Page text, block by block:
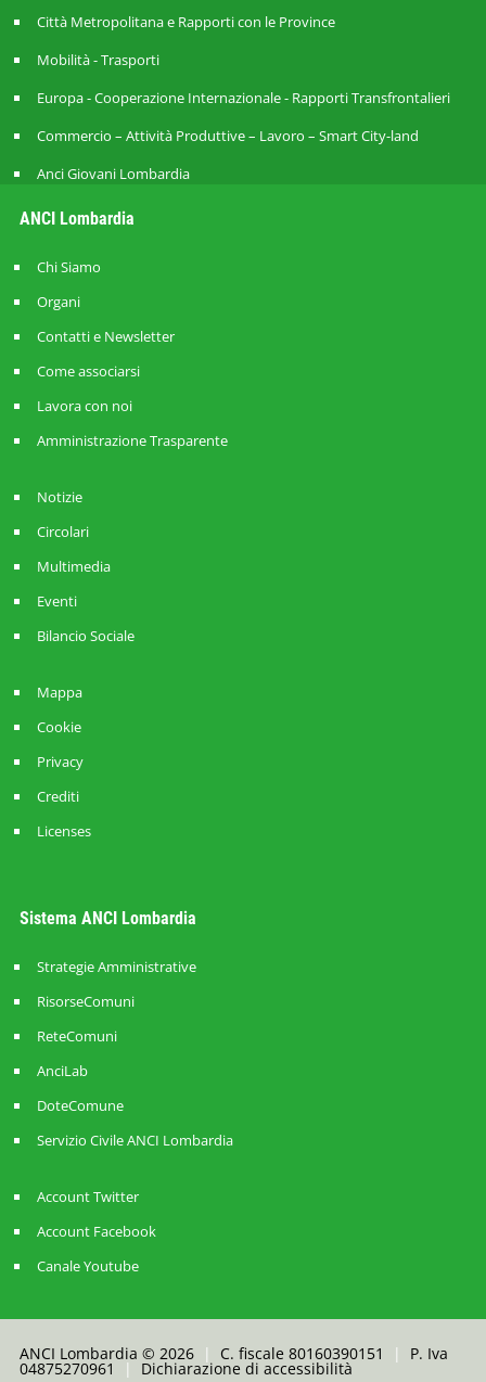
Città Metropolitana e Rapporti con le Province
Mobilità - Trasporti
Europa - Cooperazione Internazionale - Rapporti Transfrontalieri
Commercio – Attività Produttive – Lavoro – Smart City-land
Anci Giovani Lombardia
ANCI Lombardia
Chi Siamo
Organi
Contatti e Newsletter
Come associarsi
Lavora con noi
Amministrazione Trasparente
Notizie
Circolari
Multimedia
Eventi
Bilancio Sociale
Mappa
Cookie
Privacy
Crediti
Licenses
Sistema ANCI Lombardia
Strategie Amministrative
RisorseComuni
ReteComuni
AnciLab
DoteComune
Servizio Civile ANCI Lombardia
Account Twitter
Account Facebook
Canale Youtube
ANCI Lombardia © 2026 | C. fiscale 80160390151 | P. Iva
04875270961 | Dichiarazione di accessibilità